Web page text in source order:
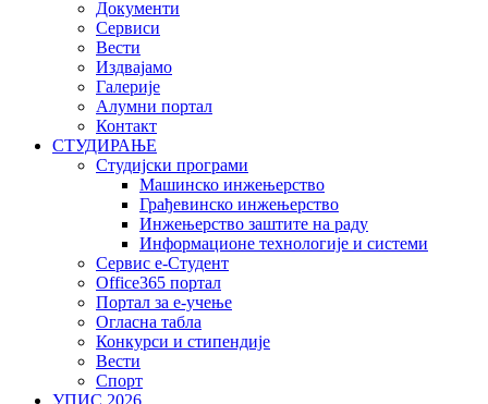
Документи
Сервиси
Вести
Издвајамо
Галерије
Алумни портал
Контакт
СТУДИРАЊЕ
Студијски програми
Машинско инжењерство
Грађевинско инжењерство
Инжењерство заштите на раду
Информационе технологије и системи
Сервис е-Студент
Office365 портал
Портал за е-учење
Огласна табла
Конкурси и стипендије
Вести
Спорт
УПИС 2026